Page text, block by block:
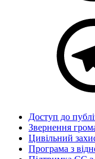
Доступ до
Звернення
Цивільний
Програма з